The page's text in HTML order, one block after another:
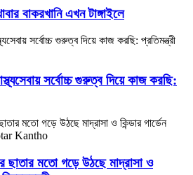
বাকরখানি এখন টাঙ্গাইলে
সর্বোচ্চ গুরুত্ব দিয়ে কাজ করছি:
ছাতার মতো গড়ে উঠছে মাদ্রাসা ও